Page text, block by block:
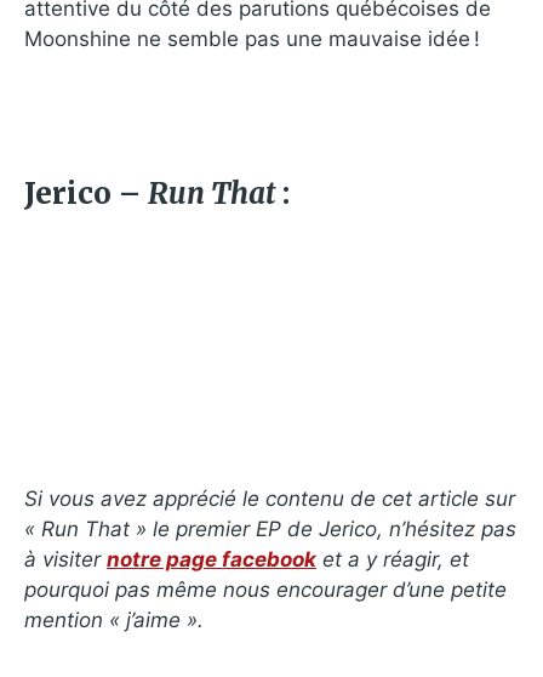
attentive du côté des parutions québécoises de
Moonshine ne semble pas une mauvaise idée !
Jerico – Run That:
Si vous avez apprécié le contenu de cet article sur
« Run That » le premier EP de Jerico, n’hésitez pas
à visiter notre page facebook et a y réagir, et
pourquoi pas même nous encourager d’une petite
mention « j’aime ».